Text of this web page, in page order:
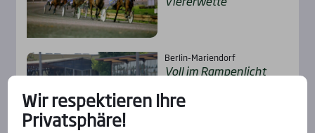
Berlin-Mariendorf
Voll im Ram­pen­licht
Wir respektieren Ihre
Privatsphäre!